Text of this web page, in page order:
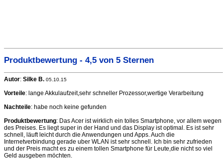
Produktbewertung - 4,5 von 5 Sternen
Autor: Silke B. 05.10.15
Vorteile: lange Akkulaufzeit,sehr schneller Prozessor,wertige Verarbeitung
Nachteile: habe noch keine gefunden
Produktbewertung: Das Acer ist wirklich ein tolles Smartphone, vor allem wegen
des Preises. Es liegt super in der Hand und das Display ist optimal. Es ist sehr
schnell, läuft leicht durch die Anwendungen und Apps. Auch die
Internetverbindung gerade uber WLAN ist sehr schnell. Ich bin sehr zufrieden
und der Preis macht es zu einem tollen Smartphone für Leute,die nicht so viel
Geld ausgeben möchten.